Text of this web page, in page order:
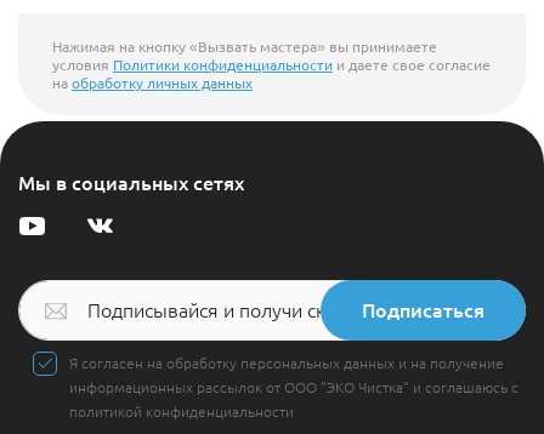
Нажимая на кнопку «Вызвать мастера» вы принимаете
условия Политики конфиденциальности и даете свое согласие
наобработку личных данных
Мы в социальных сетях
Я согласен на обработку персональных данных и на получение
информационных рассылок от ООО "ЭКО Чистка" и соглашаюсь с
политикой конфиденциальности
Подписаться